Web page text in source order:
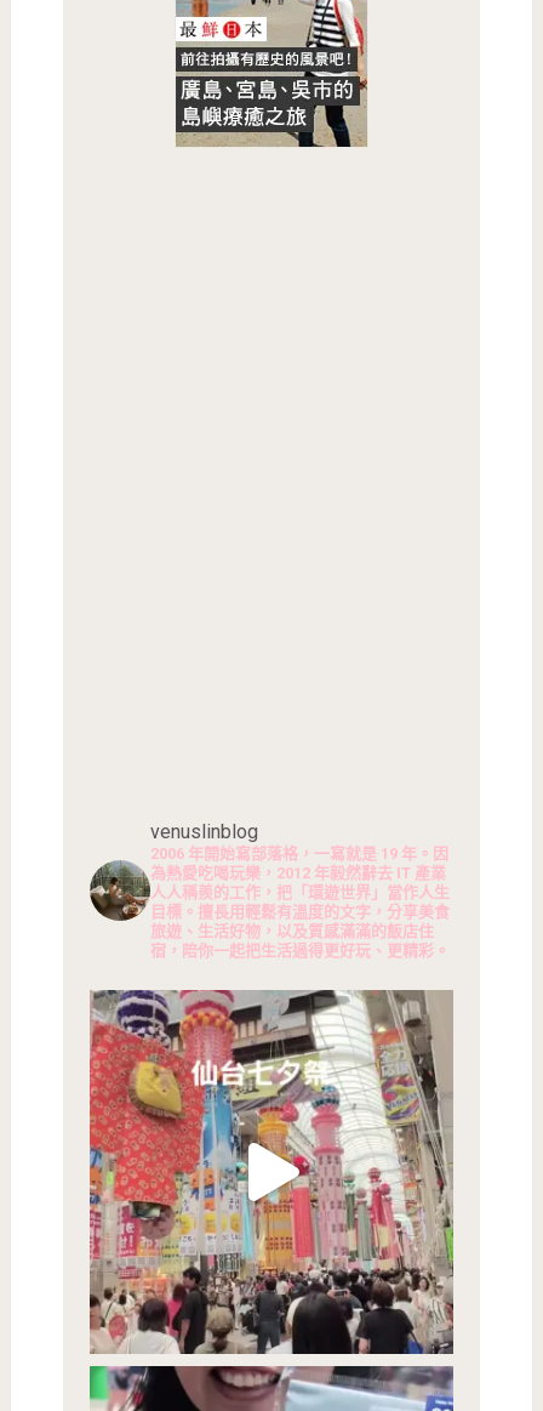
venuslinblog
2006 年開始寫部落格，一寫就是 19 年。因
為熱愛吃喝玩樂，2012 年毅然辭去 IT 產業
人人稱羨的工作，把「環遊世界」當作人生
目標。擅長用輕鬆有溫度的文字，分享美食
旅遊、生活好物，以及質感滿滿的飯店住
宿，陪你一起把生活過得更好玩、更精彩。